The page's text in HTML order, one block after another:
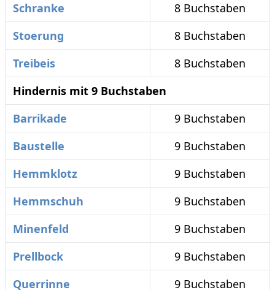
Schranke
8 Buchstaben
Stoerung
8 Buchstaben
Treibeis
8 Buchstaben
Hindernis mit 9 Buchstaben
Barrikade
9 Buchstaben
Baustelle
9 Buchstaben
Hemmklotz
9 Buchstaben
Hemmschuh
9 Buchstaben
Minenfeld
9 Buchstaben
Prellbock
9 Buchstaben
Querrinne
9 Buchstaben